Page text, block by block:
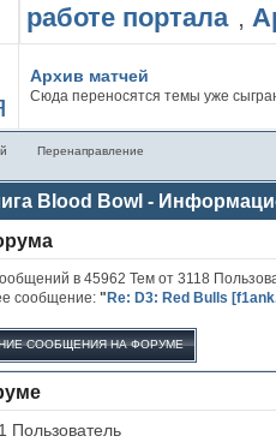
работе портала ,
Архив матчей
Сюда переносятся темы уже
Перенаправление
Blood Bowl -
в 45962 Тем от 3118
сообщение:"Re: D3: Red Bulls
СООБЩЕНИЯ НА ФОРУМЕ
Пользователь